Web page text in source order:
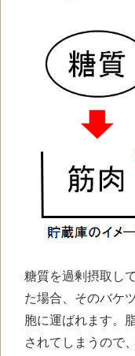
糖質を過剰摂取し
た場合、そのバケ
胞に運ばれます。
されてしまうので